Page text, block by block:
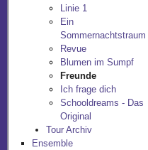
Linie 1
Ein
Sommernachtstraum
Revue
Blumen im Sumpf
Freunde
Ich frage dich
Schooldreams - Das
Original
Tour Archiv
Ensemble